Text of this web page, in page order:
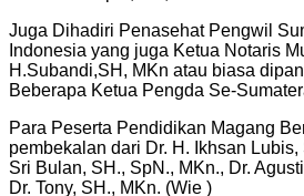
Juga Dihadiri Penasehat Pengwil
Indonesia yang juga Ketua Notaris
H.Subandi,SH, MKn atau biasa
Beberapa Ketua Pengda Se-
Para Peserta Pendidikan Magang
pembekalan dari Dr. H. Ikhsan
Sri Bulan, SH., SpN., MKn., Dr.
Dr. Tony, SH., MKn. (Wie )